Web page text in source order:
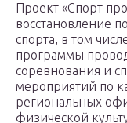
Проект «Спорт
восстановление
спорта, в том
программы
соревнования и
мероприятий по
региональных
физической